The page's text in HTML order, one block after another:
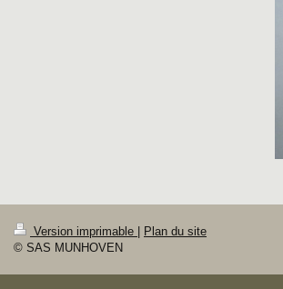
Version imprimable
Plan du site
© SAS MUNHOVEN